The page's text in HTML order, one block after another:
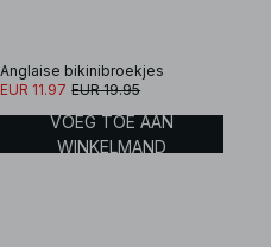
Anglaise bikinibroekjes
EUR 11.97 EUR 19.95
VOEG TOE AAN
WINKELMAND